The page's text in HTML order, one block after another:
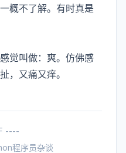
概不了解。有时真是
觉叫做：爽。仿佛感
，又痛又痒。
----
程序员杂谈